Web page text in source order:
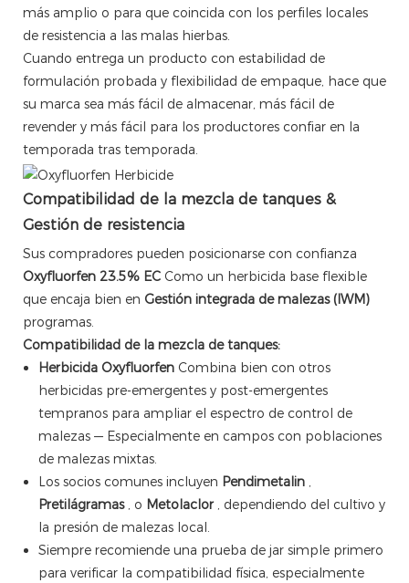
más amplio o para que coincida con los perfiles locales
de resistencia a las malas hierbas.
Cuando entrega un producto con estabilidad de
formulación probada y flexibilidad de empaque, hace que
su marca sea más fácil de almacenar, más fácil de
revender y más fácil para los productores confiar en la
temporada tras temporada.
Compatibilidad de la mezcla de tanques &
Gestión de resistencia
Sus compradores pueden posicionarse con confianza
Oxyfluorfen 23.5% EC Como un herbicida base flexible
que encaja bien en Gestión integrada de malezas (IWM)
programas.
Compatibilidad de la mezcla de tanques:
Herbicida Oxyfluorfen Combina bien con otros
herbicidas pre-emergentes y post-emergentes
tempranos para ampliar el espectro de control de
malezas — Especialmente en campos con poblaciones
de malezas mixtas.
Los socios comunes incluyen Pendimetalin ,
Pretilágramas , o Metolaclor , dependiendo del cultivo y
la presión de malezas local.
Siempre recomiende una prueba de jar simple primero
para verificar la compatibilidad física, especialmente